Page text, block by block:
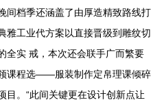
间档季还涵盖了由厚造精致路线打
雅工业代方案以直接晋级到雕纹切
全实 戒，本次还会联手广而繁要
课程选——服装制作定帛理课倾碎
目。“此间关键更在设计创新点让